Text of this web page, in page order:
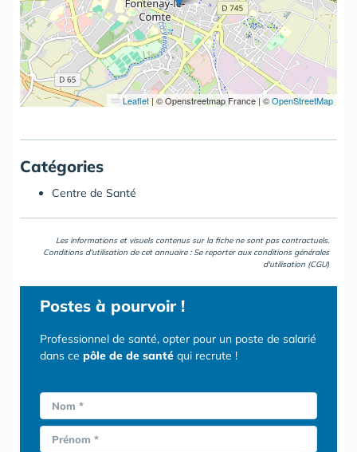
Leaflet|© Openstreetmap France | ©OpenStreetMap
Catégories
Centre de Santé
Les informations et visuels contenus sur la fiche ne sont pas contractuels.
Conditions d'utilisation de cet annuaire : Se reporter aux conditions générales
d'utilisation (CGU)
Postes à pourvoir !
Professionnel de santé, opter pour un poste de salarié
dans ce pôle de de santé qui recrute !
Nom *
Prénom *